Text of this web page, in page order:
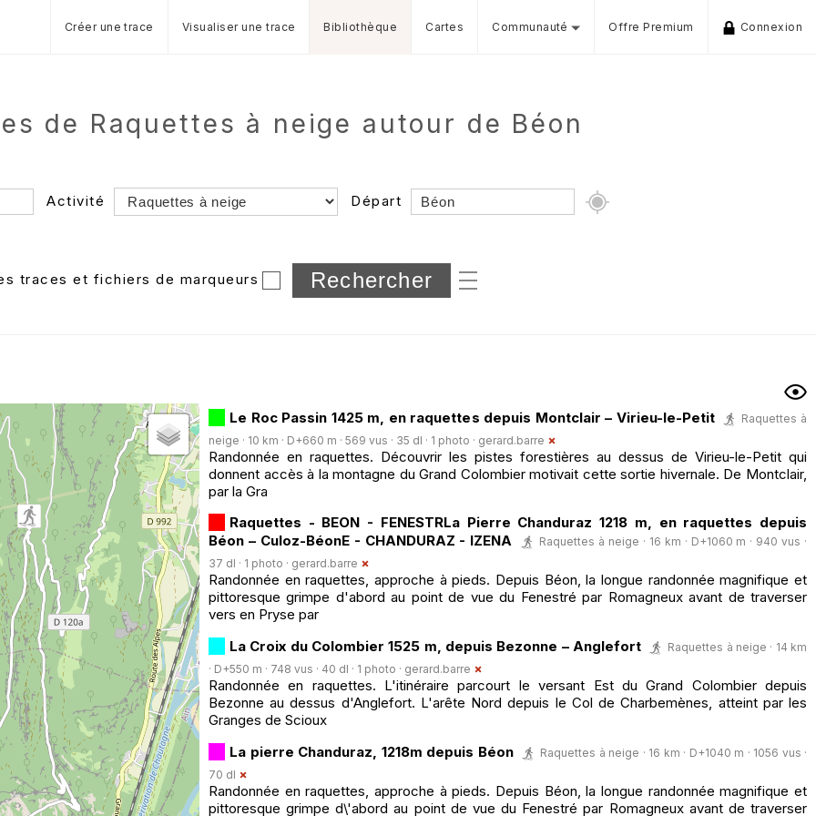
Créer une trace Visualiser une trace Bibliothèque Cartes Communauté Offre Premium Connexion
de Raquettes à neige autour de Béon
Activité Départ
Dossier
et sous-dossiers
traces et fichiers de marqueurs
Le Roc Passin 1425 m, en raquettes depuis Montclair – Virieu-le-Petit
Raquettes à
neige · 10 km · D+660 m · 569 vus · 35 dl · 1 photo · gerard.barre
Randonnée en raquettes. Découvrir les pistes forestières au dessus de Virieu-le-Petit qui
donnent accès à la montagne du Grand Colombier motivait cette sortie hivernale. De Montclair,
par la Gra
Raquettes - BEON - FENESTRLa Pierre Chanduraz 1218 m, en raquettes depuis
Béon – Culoz-BéonE - CHANDURAZ - IZENA
Raquettes à neige · 16 km · D+1060 m · 940 vus ·
37 dl · 1 photo · gerard.barre
Randonnée en raquettes, approche à pieds. Depuis Béon, la longue randonnée magnifique et
pittoresque grimpe d'abord au point de vue du Fenestré par Romagneux avant de traverser
vers en Pryse par
La Croix du Colombier 1525 m, depuis Bezonne – Anglefort
Raquettes à neige · 14 km
· D+550 m · 748 vus · 40 dl · 1 photo · gerard.barre
Randonnée en raquettes. L'itinéraire parcourt le versant Est du Grand Colombier depuis
Bezonne au dessus d'Anglefort. L'arête Nord depuis le Col de Charbemènes, atteint par les
Granges de Scioux
La pierre Chanduraz, 1218m depuis Béon
Raquettes à neige · 16 km · D+1040 m · 1056 vus ·
70 dl
Randonnée en raquettes, approche à pieds. Depuis Béon, la longue randonnée magnifique et
pittoresque grimpe d\'abord au point de vue du Fenestré par Romagneux avant de traverser